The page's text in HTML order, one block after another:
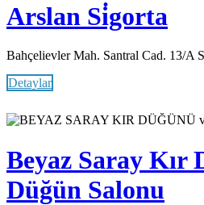
Arslan Si̇gorta
Bahçelievler Mah. Santral Cad. 13/A
Detaylar
Beyaz Saray Kır
Düğün Salonu